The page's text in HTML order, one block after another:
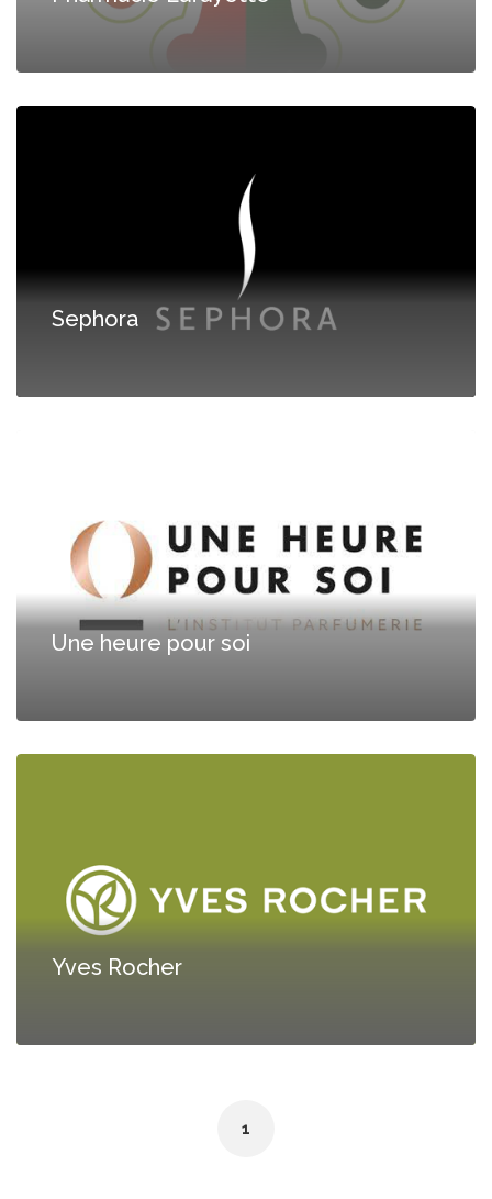
Sephora
Une heure pour soi
Yves Rocher
1